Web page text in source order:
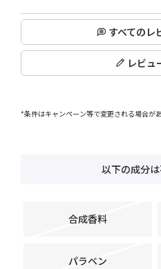
すべてのレ
レビュ
*条件はキャンペーン等で変更される場合が
以下の成分
合成香料
パラベン